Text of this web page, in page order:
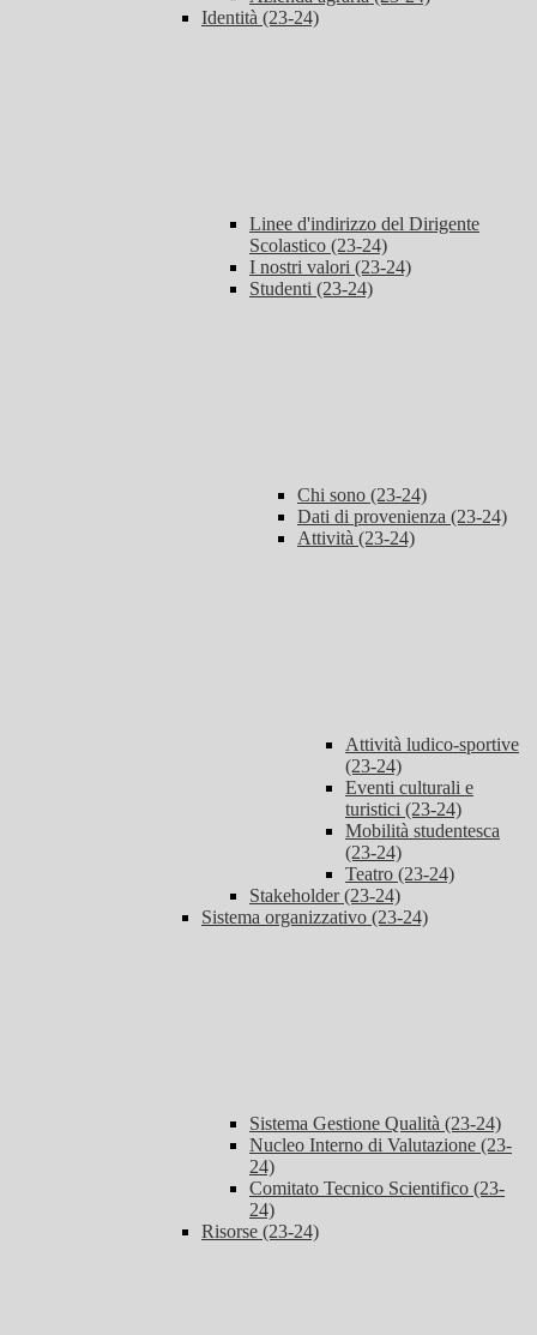
Identità (23-24)
Linee d'indirizzo del Dirigente
Scolastico (23-24)
I nostri valori (23-24)
Studenti (23-24)
Chi sono (23-24)
Dati di provenienza (23-24)
Attività (23-24)
Attività ludico-sportive
(23-24)
Eventi culturali e
turistici (23-24)
Mobilità studentesca
(23-24)
Teatro (23-24)
Stakeholder (23-24)
Sistema organizzativo (23-24)
Sistema Gestione Qualità (23-24)
Nucleo Interno di Valutazione (23-
24)
Comitato Tecnico Scientifico (23-
24)
Risorse (23-24)